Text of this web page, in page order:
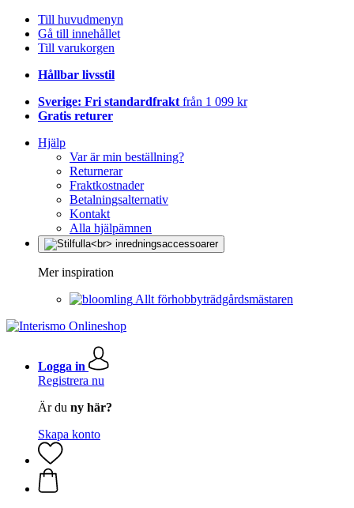
Till huvudmenyn
Gå till innehållet
Till varukorgen
Hållbar livsstil
Sverige: Fri standardfrakt från 1 099 kr
Gratis returer
Hjälp
Var är min beställning?
Returnerar
Fraktkostnader
Betalningsalternativ
Kontakt
Alla hjälpämnen
Mer inspiration
Allt förhobbyträdgårdsmästaren
Logga in
Registrera nu
Är du ny här?
Skapa konto